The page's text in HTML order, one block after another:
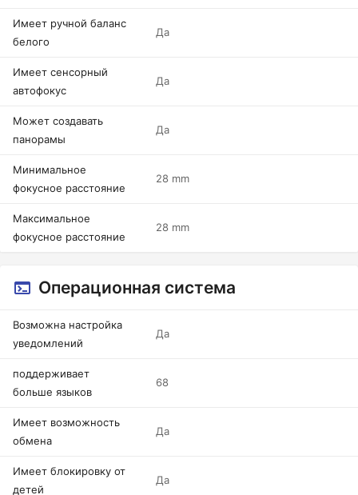
Имеет ручной баланс
белого
Да
Имеет сенсорный
автофокус
Да
Может создавать
панорамы
Да
Минимальное
фокусное расстояние
28 mm
Максимальное
фокусное расстояние
28 mm
Операционная система
Возможна настройка
уведомлений
Да
поддерживает
больше языков
68
Имеет возможность
обмена
Да
Имеет блокировку от
детей
Да